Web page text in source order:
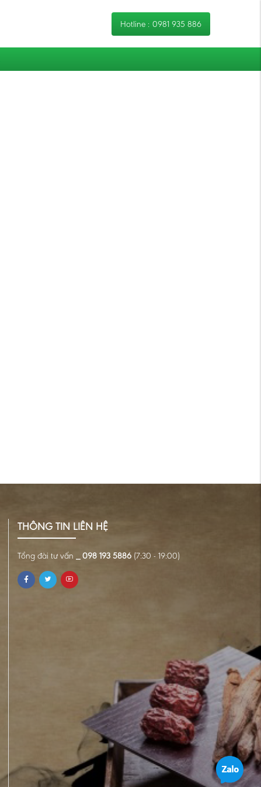
Hotline : 0981 935 886
THÔNG TIN LIÊN HỆ
Tổng đài tư vấn _ 098 193 5886 (7:30 - 19:00)